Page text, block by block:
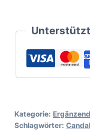
Kategorie:
Schlagwörter: